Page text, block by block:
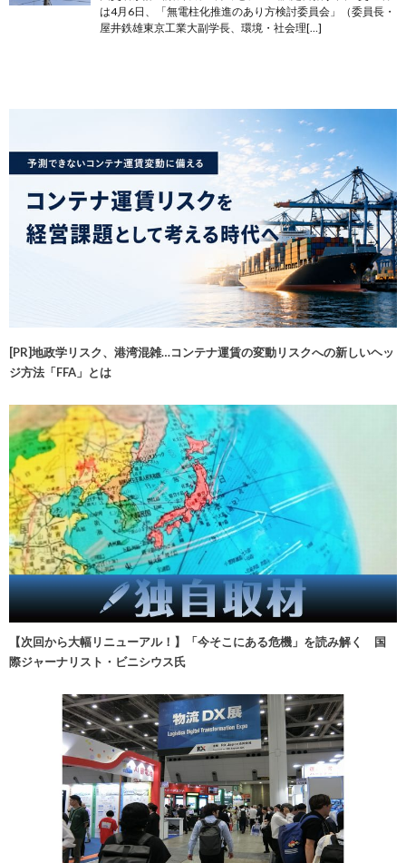
は4月6日、「無電柱化推進のあり方検討委員会」（委員長・
屋井鉄雄東京工業大副学長、環境・社会理[…]
[PR]地政学リスク、港湾混雑…コンテナ運賃の変動リスクへの新しいヘッ
ジ方法「FFA」とは
【次回から大幅リニューアル！】「今そこにある危機」を読み解く 国
際ジャーナリスト・ビニシウス氏